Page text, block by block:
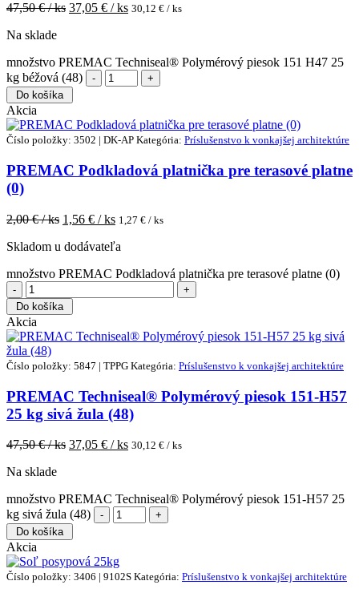
47,50€ / ks 37,05 € / ks 30,12 € / ks
Na sklade
množstvo PREMAC Techniseal® Polymérový piesok 151 H47 25
kg béžová (48)
Do košíka
Akcia
Číslo položky: 3502 | DK-AP Kategória: Príslušenstvo k vonkajšej architektúre
PREMAC Podkladová platnička pre terasové platne
(0)
2,00€ / ks 1,56 € / ks 1,27 € / ks
Skladom u dodávateľa
množstvo PREMAC Podkladová platnička pre terasové platne (0)
Do košíka
Akcia
Číslo položky: 5847 | TPPG Kategória: Príslušenstvo k vonkajšej architektúre
PREMAC Techniseal® Polymérový piesok 151-H57
25 kg sivá žula (48)
47,50€ / ks 37,05 € / ks 30,12 € / ks
Na sklade
množstvo PREMAC Techniseal® Polymérový piesok 151-H57 25
kg sivá žula (48)
Do košíka
Akcia
Číslo položky: 3406 | 9102S Kategória: Príslušenstvo k vonkajšej architektúre